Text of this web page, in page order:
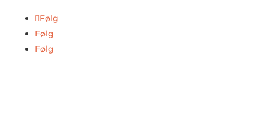
Følg
Følg
Følg